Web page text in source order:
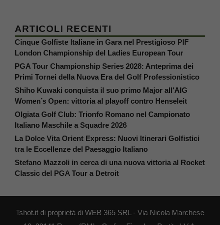
ARTICOLI RECENTI
Cinque Golfiste Italiane in Gara nel Prestigioso PIF
London Championship del Ladies European Tour
PGA Tour Championship Series 2028: Anteprima dei
Primi Tornei della Nuova Era del Golf Professionistico
Shiho Kuwaki conquista il suo primo Major all’AIG
Women’s Open: vittoria al playoff contro Henseleit
Olgiata Golf Club: Trionfo Romano nel Campionato
Italiano Maschile a Squadre 2026
La Dolce Vita Orient Express: Nuovi Itinerari Golfistici
tra le Eccellenze del Paesaggio Italiano
Stefano Mazzoli in cerca di una nuova vittoria al Rocket
Classic del PGA Tour a Detroit
Tshot.it di proprietà di WEB 365 SRL - Via Nicola Marchese